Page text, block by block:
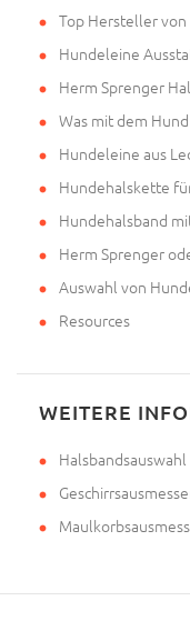
Top Hersteller
Hundeleine
Herm Sprenger
Was mit dem
Hundeleine aus
Hundehalskette
Hundehalsband
Herm Sprenger
Auswahl von
Resources
WEITERE
Halsbandsauswahl